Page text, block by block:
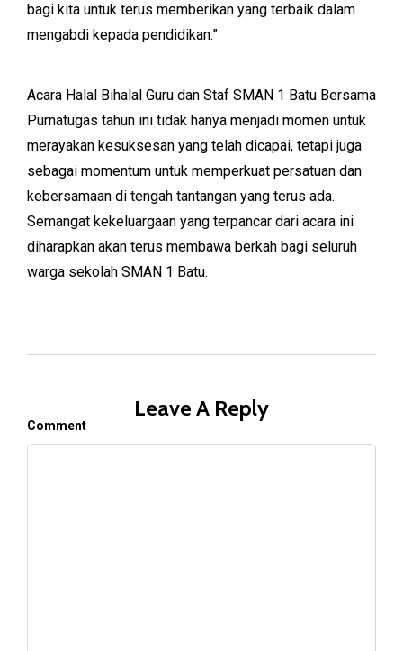
bagi kita untuk terus memberikan yang terbaik dalam
mengabdi kepada pendidikan.”
Acara Halal Bihalal Guru dan Staf SMAN 1 Batu Bersama
Purnatugas tahun ini tidak hanya menjadi momen untuk
merayakan kesuksesan yang telah dicapai, tetapi juga
sebagai momentum untuk memperkuat persatuan dan
kebersamaan di tengah tantangan yang terus ada.
Semangat kekeluargaan yang terpancar dari acara ini
diharapkan akan terus membawa berkah bagi seluruh
warga sekolah SMAN 1 Batu.
Leave A Reply
Comment